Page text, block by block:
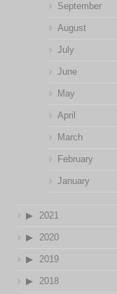
September
August
July
June
May
April
March
February
January
2021
2020
2019
2018